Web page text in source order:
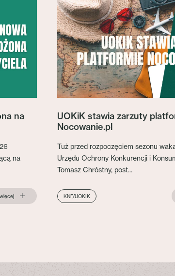
na
na
UOKiK stawia zarzuty
Nocowanie.pl
Tuż przed rozpoczęciem sezonu
Urzędu Ochrony Konkurencji i
Tomasz Chróstny, post...
KNF/UOKIK